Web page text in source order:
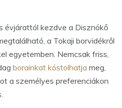
évjárattól kezdve a Disznókő
a Tokaji borvidékről
egyetemben. Nemcsak friss,
borainkat kóstolhatja meg,
a személyes preferenciákon